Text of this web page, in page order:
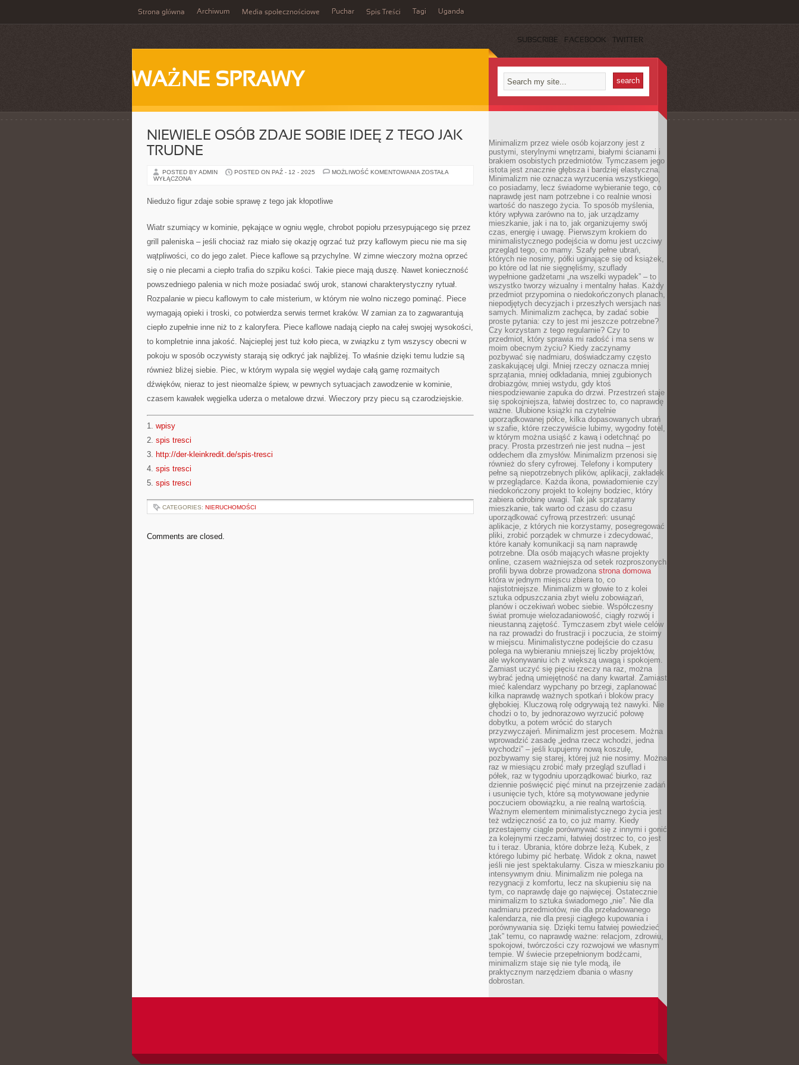
Strona główna Archiwum Media społecznościowe Puchar Spis Treści Tagi Uganda
SUBSCRIBE FACEBOOK TWITTER
WAŻNE SPRAWY
NIEWIELE OSÓB ZDAJE SOBIE IDEĘ Z TEGO JAK
TRUDNE
POSTED BY ADMIN POSTED ON PAŹ - 12 - 2025 MOŻLIWOŚĆ KOMENTOWANIA NIEWIELE
TRUDNE
ZOSTAŁA
WYŁĄCZONA
Niedużo figur zdaje sobie sprawę z tego jak kłopotliwe
Wiatr szumiący w kominie, pękające w ogniu węgle, chrobot popiołu przesypującego się przez
grill paleniska – jeśli chociaż raz miało się okazję ogrzać tuż przy kaflowym piecu nie ma się
wątpliwości, co do jego zalet. Piece kaflowe są przychylne. W zimne wieczory można oprzeć
się o nie plecami a ciepło trafia do szpiku kości. Takie piece mają duszę. Nawet konieczność
powszedniego palenia w nich może posiadać swój urok, stanowi charakterystyczny rytuał.
Rozpalanie w piecu kaflowym to całe misterium, w którym nie wolno niczego pominąć. Piece
wymagają opieki i troski, co potwierdza serwis termet kraków. W zamian za to zagwarantują
ciepło zupełnie inne niż to z kaloryfera. Piece kaflowe nadają ciepło na całej swojej wysokości,
to kompletnie inna jakość. Najcieplej jest tuż koło pieca, w związku z tym wszyscy obecni w
pokoju w sposób oczywisty starają się odkryć jak najbliżej. To właśnie dzięki temu ludzie są
również bliżej siebie. Piec, w którym wypala się węgiel wydaje całą gamę rozmaitych
dźwięków, nieraz to jest nieomalże śpiew, w pewnych sytuacjach zawodzenie w kominie,
czasem kawałek węgielka uderza o metalowe drzwi. Wieczory przy piecu są czarodziejskie.
1. wpisy
2. spis tresci
3. http://der-kleinkredit.de/spis-tresci
4. spis tresci
5. spis tresci
CATEGORIES: NIERUCHOMOŚCI
Comments are closed.
Minimalizm przez wiele osób kojarzony jest z
pustymi, sterylnymi wnętrzami, białymi ścianami i
brakiem osobistych przedmiotów. Tymczasem jego
istota jest znacznie głębsza i bardziej elastyczna.
Minimalizm nie oznacza wyrzucenia wszystkiego,
co posiadamy, lecz świadome wybieranie tego, co
naprawdę jest nam potrzebne i co realnie wnosi
wartość do naszego życia. To sposób myślenia,
który wpływa zarówno na to, jak urządzamy
mieszkanie, jak i na to, jak organizujemy swój
czas, energię i uwagę. Pierwszym krokiem do
minimalistycznego podejścia w domu jest uczciwy
przegląd tego, co mamy. Szafy pełne ubrań,
których nie nosimy, półki uginające się od książek,
po które od lat nie sięgnęliśmy, szuflady
wypełnione gadżetami „na wszelki wypadek” – to
wszystko tworzy wizualny i mentalny hałas. Każdy
przedmiot przypomina o niedokończonych planach,
niepodjętych decyzjach i przeszłych wersjach nas
samych. Minimalizm zachęca, by zadać sobie
proste pytania: czy to jest mi jeszcze potrzebne?
Czy korzystam z tego regularnie? Czy to
przedmiot, który sprawia mi radość i ma sens w
moim obecnym życiu? Kiedy zaczynamy
pozbywać się nadmiaru, doświadczamy często
zaskakującej ulgi. Mniej rzeczy oznacza mniej
sprzątania, mniej odkładania, mniej zgubionych
drobiazgów, mniej wstydu, gdy ktoś
niespodziewanie zapuka do drzwi. Przestrzeń staje
się spokojniejsza, łatwiej dostrzec to, co naprawdę
ważne. Ulubione książki na czytelnie
uporządkowanej półce, kilka dopasowanych ubrań
w szafie, które rzeczywiście lubimy, wygodny fotel,
w którym można usiąść z kawą i odetchnąć po
pracy. Prosta przestrzeń nie jest nudna – jest
oddechem dla zmysłów. Minimalizm przenosi się
również do sfery cyfrowej. Telefony i komputery
pełne są niepotrzebnych plików, aplikacji, zakładek
w przeglądarce. Każda ikona, powiadomienie czy
niedokończony projekt to kolejny bodziec, który
zabiera odrobinę uwagi. Tak jak sprzątamy
mieszkanie, tak warto od czasu do czasu
uporządkować cyfrową przestrzeń: usunąć
aplikacje, z których nie korzystamy, posegregować
pliki, zrobić porządek w chmurze i zdecydować,
które kanały komunikacji są nam naprawdę
potrzebne. Dla osób mających własne projekty
online, czasem ważniejsza od setek rozproszonych
profili bywa dobrze prowadzona strona domowa
która w jednym miejscu zbiera to, co
najistotniejsze. Minimalizm w głowie to z kolei
sztuka odpuszczania zbyt wielu zobowiązań,
planów i oczekiwań wobec siebie. Współczesny
świat promuje wielozadaniowość, ciągły rozwój i
nieustanną zajętość. Tymczasem zbyt wiele celów
na raz prowadzi do frustracji i poczucia, że stoimy
w miejscu. Minimalistyczne podejście do czasu
polega na wybieraniu mniejszej liczby projektów,
ale wykonywaniu ich z większą uwagą i spokojem.
Zamiast uczyć się pięciu rzeczy na raz, można
wybrać jedną umiejętność na dany kwartał. Zamiast
mieć kalendarz wypchany po brzegi, zaplanować
kilka naprawdę ważnych spotkań i bloków pracy
głębokiej. Kluczową rolę odgrywają też nawyki. Nie
chodzi o to, by jednorazowo wyrzucić połowę
dobytku, a potem wrócić do starych
przyzwyczajeń. Minimalizm jest procesem. Można
wprowadzić zasadę „jedna rzecz wchodzi, jedna
wychodzi” – jeśli kupujemy nową koszulę,
pozbywamy się starej, której już nie nosimy. Można
raz w miesiącu zrobić mały przegląd szuflad i
półek, raz w tygodniu uporządkować biurko, raz
dziennie poświęcić pięć minut na przejrzenie zadań
i usunięcie tych, które są motywowane jedynie
poczuciem obowiązku, a nie realną wartością.
Ważnym elementem minimalistycznego życia jest
też wdzięczność za to, co już mamy. Kiedy
przestajemy ciągle porównywać się z innymi i gonić
za kolejnymi rzeczami, łatwiej dostrzec to, co jest
tu i teraz. Ubrania, które dobrze leżą. Kubek, z
którego lubimy pić herbatę. Widok z okna, nawet
jeśli nie jest spektakularny. Cisza w mieszkaniu po
intensywnym dniu. Minimalizm nie polega na
rezygnacji z komfortu, lecz na skupieniu się na
tym, co naprawdę daje go najwięcej. Ostatecznie
minimalizm to sztuka świadomego „nie”. Nie dla
nadmiaru przedmiotów, nie dla przeładowanego
kalendarza, nie dla presji ciągłego kupowania i
porównywania się. Dzięki temu łatwiej powiedzieć
„tak” temu, co naprawdę ważne: relacjom, zdrowiu,
spokojowi, twórczości czy rozwojowi we własnym
tempie. W świecie przepełnionym bodźcami,
minimalizm staje się nie tyle modą, ile
praktycznym narzędziem dbania o własny
dobrostan.